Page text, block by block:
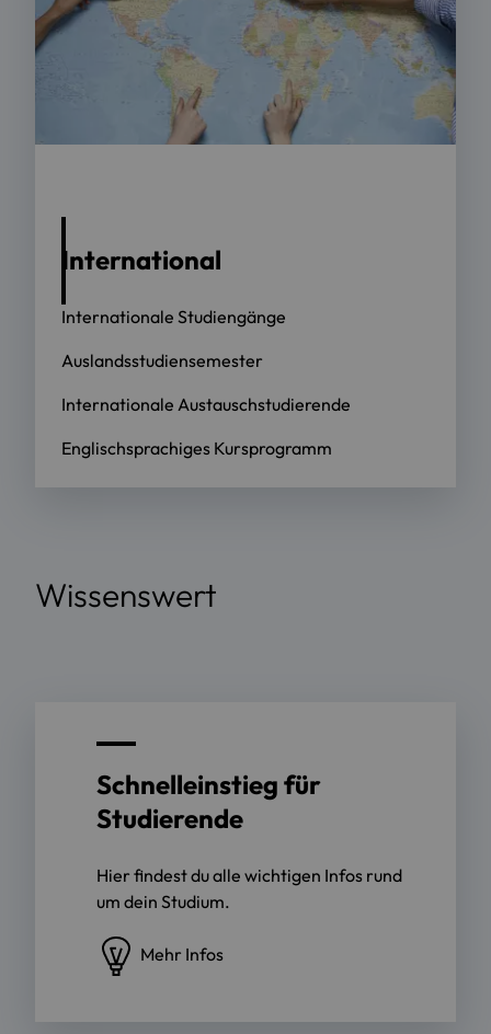
International
Internationale Studiengänge
Auslandsstudiensemester
Internationale Austauschstudierende
Englischsprachiges Kursprogramm
Wissenswert
Schnelleinstieg für
Studierende
Hier findest du alle wichtigen Infos rund
um dein Studium.
Mehr Infos